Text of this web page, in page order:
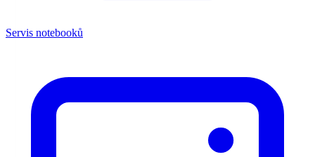
Servis notebooků